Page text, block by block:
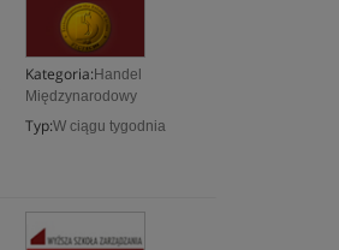
Kategoria: Handel
Międzynarodowy
Typ:W ciągu tygodnia